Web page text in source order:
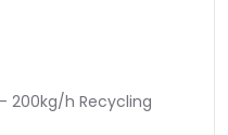
200kg/h Recycling